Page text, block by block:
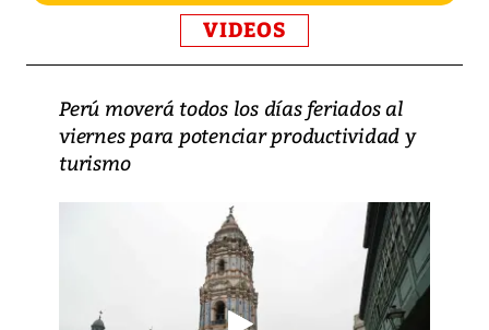
VIDEOS
Perú moverá todos los días feriados al
viernes para potenciar productividad y
turismo